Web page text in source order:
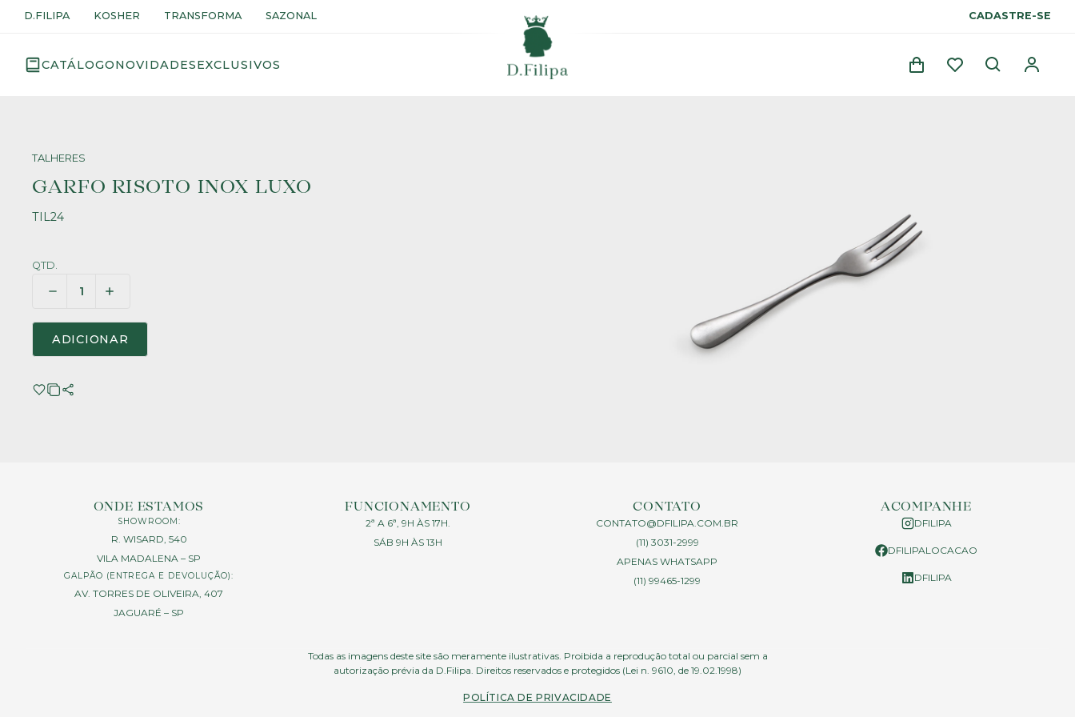
D.FILIPA KOSHER TRANSFORMA SAZONAL CADASTRE-SE
CATÁLOGONOVIDADESEXCLUSIVOS
TALHERES
GARFO RISOTO INOX LUXO
TIL24
QTD.
ADICIONAR
ONDE ESTAMOS
SHOWROOM:
R. WISARD, 540
VILA MADALENA – SP
GALPÃO (ENTREGA E DEVOLUÇÃO):
AV. TORRES DE OLIVEIRA, 407
JAGUARÉ – SP
FUNCIONAMENTO
2ª A 6ª, 9H ÀS 17H.
SÁB 9H ÀS 13H
CONTATO
CONTATO@DFILIPA.COM.BR
(11) 3031-2999
APENAS WHATSAPP
(11) 99465-1299
ACOMPANHE
DFILIPA
DFILIPALOCACAO
DFILIPA
Todas as imagens deste site são meramente ilustrativas. Proibida a reprodução total ou parcial sem a
autorização prévia da D.Filipa. Direitos reservados e protegidos (Lei n. 9610, de 19.02.1998)
POLÍTICA DE PRIVACIDADE